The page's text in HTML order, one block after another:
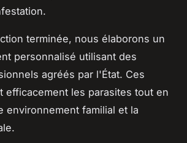
terminée, nous élaborons un
personnalisé utilisant des
agréés par l'État. Ces
efficacement les parasites tout en
environnement familial et la